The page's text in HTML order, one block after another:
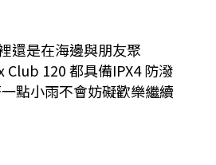
還是在海邊與朋友聚
Club 120 都具備IPX4 防潑
點小雨不會妨礙歡樂繼續